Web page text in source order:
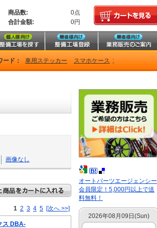
商品数:
0点
合計金額:
0円
ード： 車用ステッカー スマホケース ;
画像なし
1 2 3 4 5 [次へ >>]
ス DBA-
オートパーツエージェンシー
会員限定！5,000円以上で送
料無料！
2026年08月09日(Sun)